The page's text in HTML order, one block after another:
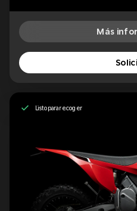
Más
Listo para recoger